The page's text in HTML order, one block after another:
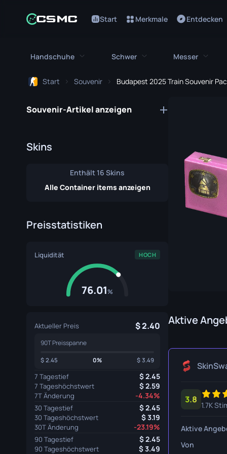
Start Merkmale Entdecken
Handschuhe
Bloodhound Handschuhe
Handwickel
Sporthandschuhe
Schwer
M249
Messer
Falchion
Flip
M9
Shadow
Start Souvenir Budapest 2025 Train Souvenir
Souvenir-Artikel anzeigen
Skins
Enthält 16 Skins
Alle Container items anzeigen
Preisstatistiken
Liquidität HOCH
76.01%
Aktueller Preis 2.40
90T Preisspanne
2.45 0% 3.49
7 Tagestief 2.45
7 Tageshöchstwert 2.59
7T Änderung -4.34%
30 Tagestief 2.45
30 Tageshöchstwert 3.19
30T Änderung -23.19%
90 Tagestief 2.45
90 Tageshöchstwert 3.49
Aktive
3.8
1.7K
Aktive
Von